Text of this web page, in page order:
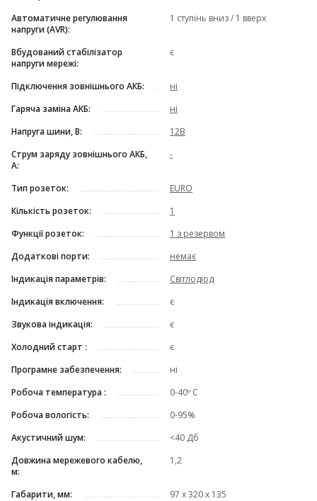
Автоматичне регулювання
напруги (AVR):
1 ступінь вниз / 1 вверх
Вбудований стабілізатор
напруги мережі:
є
Підключення зовнішнього АКБ:
ні
Гаряча заміна АКБ:
ні
Напруга шини, В:
12В
Струм заряду зовнішнього АКБ,
А:
-
Тип розеток:
EURO
Кількість розеток:
1
Функції розеток:
1 з резервом
Додаткові порти:
немає
Індикація параметрів:
Світлодіод
Індикація включення:
є
Звукова індикація:
є
Холодний старт :
є
Програмне забезпечення:
ні
Робоча температура :
0-40º C
Робоча вологість:
0-95%
Акустичний шум:
<40 Дб
Довжина мережевого кабелю,
м:
1,2
Габарити, мм:
97 х 320 х 135